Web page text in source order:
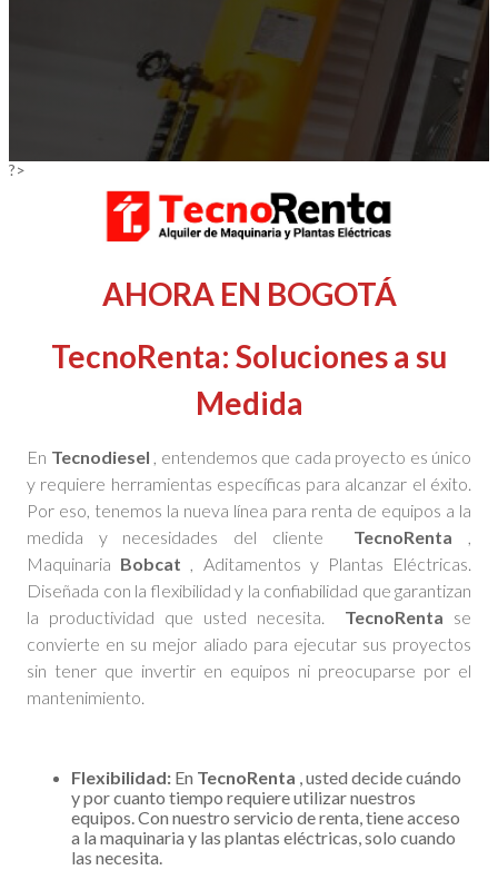
?>
AHORA EN BOGOTÁ
TecnoRenta: Soluciones a su
Medida
En Tecnodiesel , entendemos que cada proyecto es único
y requiere herramientas específicas para alcanzar el éxito.
Por eso, tenemos la nueva línea para renta de equipos a la
medida y necesidades del cliente
TecnoRenta ,
Maquinaria Bobcat , Aditamentos y Plantas Eléctricas.
Diseñada con la flexibilidad y la confiabilidad que garantizan
la productividad que usted necesita.
TecnoRenta se
convierte en su mejor aliado para ejecutar sus proyectos
sin tener que invertir en equipos ni preocuparse por el
mantenimiento.
Flexibilidad: En TecnoRenta , usted decide cuándo
y por cuanto tiempo requiere utilizar nuestros
equipos. Con nuestro servicio de renta, tiene acceso
a la maquinaria y las plantas eléctricas, solo cuando
las necesita.